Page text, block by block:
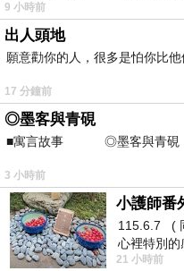
道體諒。
所以有時候會回另一個家，不回
很吵很鬧很痛苦，但是她離不開
她沒有，也不能有自己的錢。
。
9 小時前
出人頭地
願意勸你的人，很多是怕你比他
17 分鐘前
◎墨客與青硯
■寓言故事 ◎墨客與青硯
⊕潘文
的墨客，在京城的古玩肆裡
3 小時前
115.6.7 (
心裡特別的
智課的她,特
21 小時前